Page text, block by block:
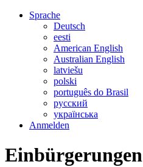
Sprache
Deutsch
eesti
American English
Australian English
latviešu
polski
português do Brasil
русский
українська
Anmelden
Einbürgerungen